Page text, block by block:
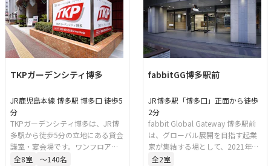
す。
TKPガーデンシティ博多
JR鹿児島本線 博多駅 博多口 徒歩5
分
TKPガーデンシティ博多は、JR博
多駅から徒歩5分の立地にある貸会
議室・宴会場です。ワンフロアに
全会場が集約されており、一部の
全8室 〜140名
fabbitGG博多駅前
JR博多駅「博多口」正面から徒歩
2分
fabbit Global Gateway 博多駅前
は、グローバル展開を目指す起業
家が集結する場として、2021年4
月にオープン。 積極的なスタート
全2室